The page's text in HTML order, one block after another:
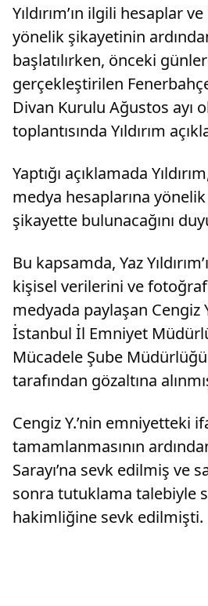
Yıldırım’ın ilgili hesaplar
yönelik şikayetinin
başlatılırken, önceki
gerçekleştirilen
Divan Kurulu Ağustos ayı
toplantısında Yıldırım
Yaptığı açıklamada
medya hesaplarına yönelik
şikayette bulunacağını
Bu kapsamda, Yaz
kişisel verilerini ve
medyada paylaşan Cengiz
İstanbul İl Emniyet
Mücadele Şube
tarafından gözaltına
Cengiz Y.’nin emniyetteki
tamamlanmasının
Sarayı’na sevk edilmiş ve
sonra tutuklama talebiyle
hakimliğine sevk edilmişti.